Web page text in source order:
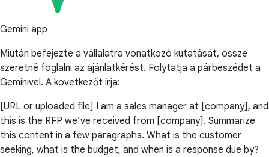
Gemini app
Miután befejezte a vállalatra vonatkozó kutatását, össze
szeretné foglalni az ajánlatkérést. Folytatja a párbeszédet a
Geminivel. A következőt írja:
[URL or uploaded file] I am a sales manager at [company], and
this is the RFP we’ve received from [company]. Summarize
this content in a few paragraphs. What is the customer
seeking, what is the budget, and when is a response due by?